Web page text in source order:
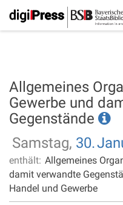
Allgemeines
Gewerbe und
Gegenstände
Samstag, 30.
enthält: Allgemeines
damit verwandte
Handel und Gewerbe